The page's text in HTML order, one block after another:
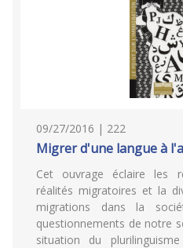
09/27/2016 | 222
Migrer d'une langue à
Cet ouvrage éclaire les
réalités migratoires et la
migrations dans la
questionnements de notre
situation du